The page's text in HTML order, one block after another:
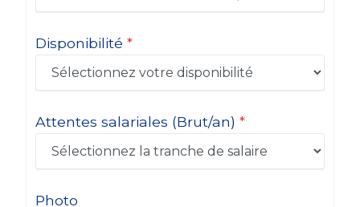
Disponibilité *
Attentes salariales (Brut/an) *
Photo